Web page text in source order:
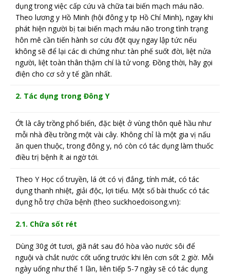
dụng trong việc cấp cứu và chữa tai biến mạch máu não.
Theo lương y Hồ Minh (hội đông y tp Hồ Chí Minh), ngay khi
phát hiện người bị tai biến mạch máu não trong tình trạng
hôn mê cần tiến hành sơ cứu đột quỵ ngay lập tức nếu
không sẽ để lại các di chứng như: tàn phế suốt đời, liệt nửa
người, liệt toàn thân thậm chí là tử vong. Đồng thời, hãy gọi
điện cho cơ sở y tế gần nhất.
2. Tác dụng trong Đông Y
Ớt là cây trồng phổ biến, đặc biệt ở vùng thôn quê hầu như
mỗi nhà đều trồng một vài cây. Không chỉ là một gia vị nấu
ăn quen thuộc, trong đông y, nó còn có tác dụng làm thuốc
điều trị bệnh ít ai ngờ tới.
Theo Y Học cổ truyền, lá ớt có vị đắng, tính mát, có tác
dụng thanh nhiệt, giải độc, lợi tiểu. Một số bài thuốc có tác
dụng hỗ trợ chữa bệnh (theo suckhoedoisong.vn):
2.1. Chữa sốt rét
Dùng 30g ớt tươi, giã nát sau đó hòa vào nước sôi để
nguội và chắt nước cốt uống trước khi lên cơn sốt 2 giờ. Mỗi
ngày uống như thế 1 lần, liên tiếp 5-7 ngày sẽ có tác dụng